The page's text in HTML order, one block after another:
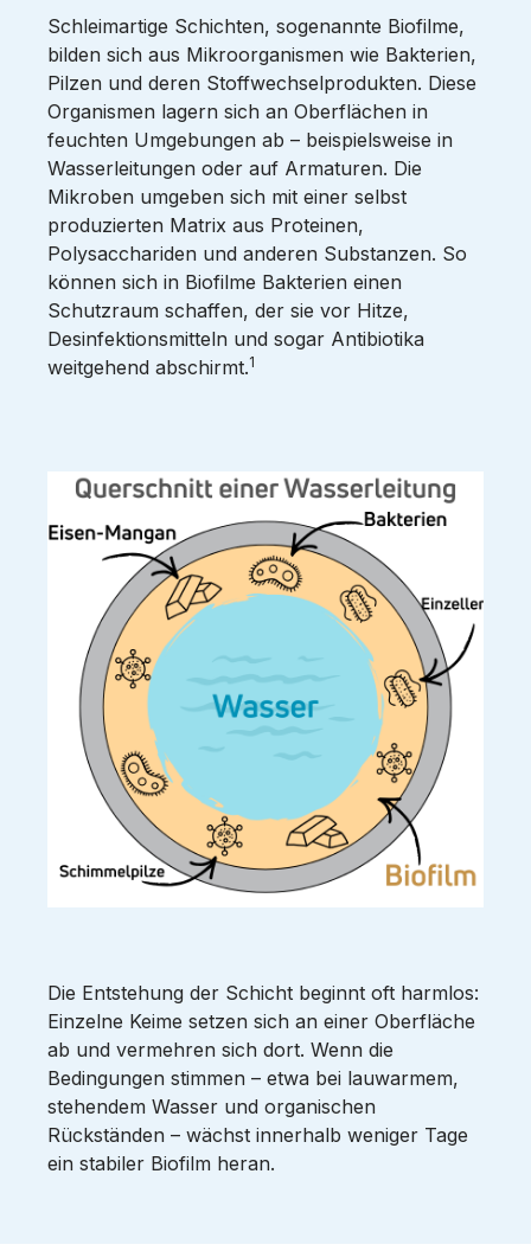
Schleimartige Schichten, sogenannte Biofilme,
bilden sich aus Mikroorganismen wie Bakterien,
Pilzen und deren Stoffwechselprodukten. Diese
Organismen lagern sich an Oberflächen in
feuchten Umgebungen ab – beispielsweise in
Wasserleitungen oder auf Armaturen. Die
Mikroben umgeben sich mit einer selbst
produzierten Matrix aus Proteinen,
Polysacchariden und anderen Substanzen. So
können sich in Biofilme Bakterien einen
Schutzraum schaffen, der sie vor Hitze,
Desinfektionsmitteln und sogar Antibiotika
weitgehend abschirmt.1
Die Entstehung der Schicht beginnt oft harmlos:
Einzelne Keime setzen sich an einer Oberfläche
ab und vermehren sich dort. Wenn die
Bedingungen stimmen – etwa bei lauwarmem,
stehendem Wasser und organischen
Rückständen – wächst innerhalb weniger Tage
ein stabiler Biofilm heran.